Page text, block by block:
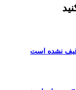
نشده است